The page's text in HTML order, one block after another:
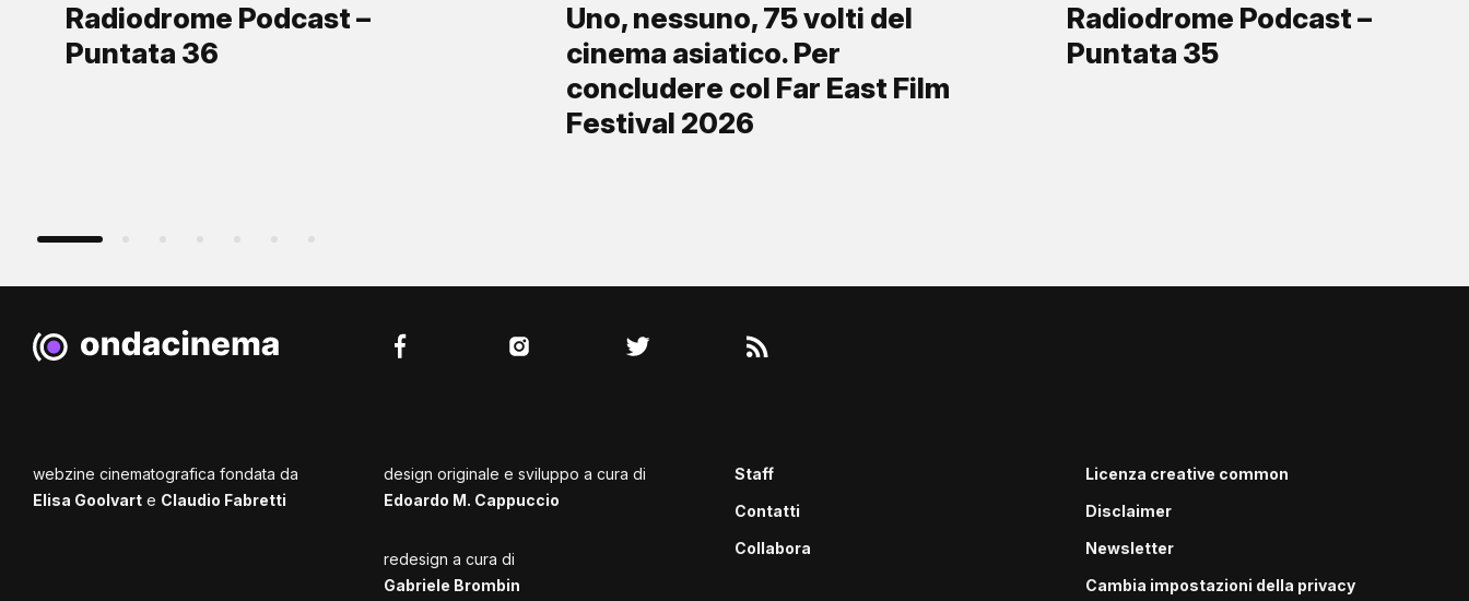
Radiodrome Podcast –
Puntata 36
Uno, nessuno, 75 volti del
cinema asiatico. Per
concludere col Far East Film
Festival 2026
Radiodrome Podcast –
Puntata 35
webzine cinematografica fondata da
Elisa Goolvart e Claudio Fabretti
design originale e sviluppo a cura di
Edoardo M. Cappuccio
redesign a cura di
Gabriele Brombin
Staff
Contatti
Collabora
Licenza creative common
Disclaimer
Newsletter
Cambia impostazioni della privacy